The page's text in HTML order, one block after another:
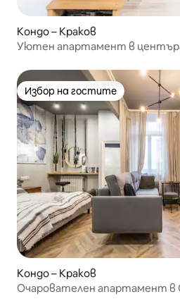
Кондо – Краков
Уютен апартамент в центъра
Избор на гостите
Избор на гостите
Кондо – Краков
Очарователен апартамент в